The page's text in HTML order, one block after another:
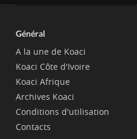
Général
A la une de Koaci
Koaci Côte d'Ivoire
Koaci Afrique
Archives Koaci
Conditions d'utilisation
Contacts